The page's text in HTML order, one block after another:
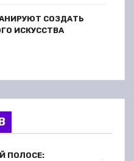
СОЗДАТЬ
ИСКУССТВА
ПОЛОСЕ: